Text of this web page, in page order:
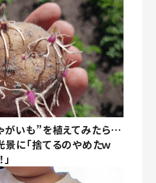
がいも”を植えてみたら…
に「捨てるのやめたｗ